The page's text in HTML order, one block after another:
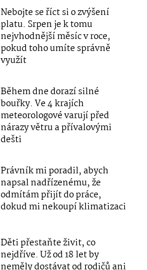
Nebojte se říct si o zvýšení
platu. Srpen je k tomu
nejvhodnější měsíc v roce,
pokud toho umíte správně
využít
Během dne dorazí silné
bouřky. Ve 4 krajích
meteorologové varují před
nárazy větru a přívalovými
dešti
Právník mi poradil, abych
napsal nadřízenému, že
odmítám přijít do práce,
dokud mi nekoupí klimatizaci
Děti přestaňte živit, co
nejdříve. Už od 18 let by
neměly dostávat od rodičů ani